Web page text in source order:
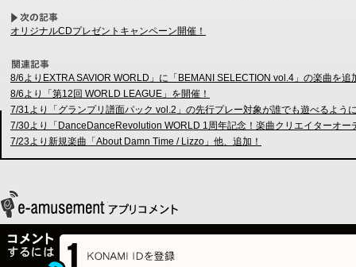
オリジナルCDプレゼントキャンペーン開催！
8/6よりEXTRA SAVIOR WORLD」に「BEMANI SELECTION vol.4」の楽曲を追
8/6より「第12回 WORLD LEAGUE」を開催！
7/31より「グランプリ譜面パック vol.2」の先行プレー対象が誰でも遊べるよう
7/30より「DanceDanceRevolution WORLD 1周年記念！楽曲クリエイターオ
7/23より新規楽曲「About Damn Time / Lizzo」他、追加！